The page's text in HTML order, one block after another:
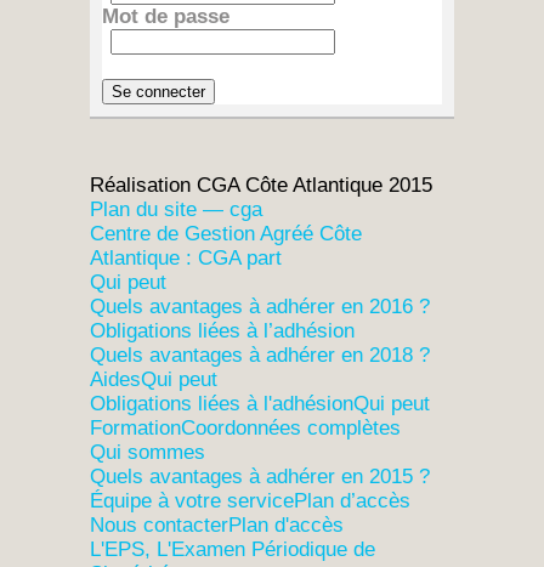
Mot de passe
Réalisation CGA Côte Atlantique 2015
Plan du site — cga
Centre de Gestion Agréé Côte
Atlantique : CGA part
Qui peut
Quels avantages à adhérer en 2016 ?
Obligations liées à l’adhésion
Quels avantages à adhérer en 2018 ?
AidesQui peut
Obligations liées à l'adhésionQui peut
FormationCoordonnées complètes
Qui sommes
Quels avantages à adhérer en 2015 ?
Équipe à votre servicePlan d’accès
Nous contacterPlan d'accès
L'EPS, L'Examen Périodique de